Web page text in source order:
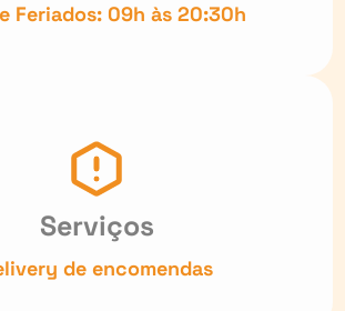
Feriados: 09h às 20:30h
Serviços
de encomendas